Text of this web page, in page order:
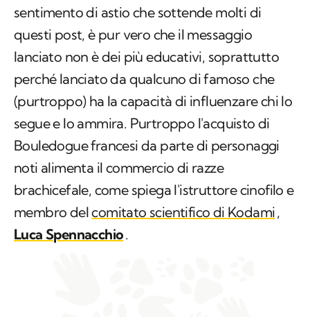
sentimento di astio che sottende molti di
questi post, è pur vero che il messaggio
lanciato non è dei più educativi, soprattutto
perché lanciato da qualcuno di famoso che
(purtroppo) ha la capacità di influenzare chi lo
segue e lo ammira. Purtroppo l'acquisto di
Bouledogue francesi da parte di personaggi
noti alimenta il commercio di razze
brachicefale, come spiega l'istruttore cinofilo e
membro delcomitato scientifico di Kodami,
Luca Spennacchio.